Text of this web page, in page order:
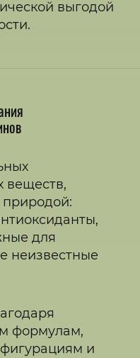
выгодой
веществ,
для
неизвестные
формулам,
и